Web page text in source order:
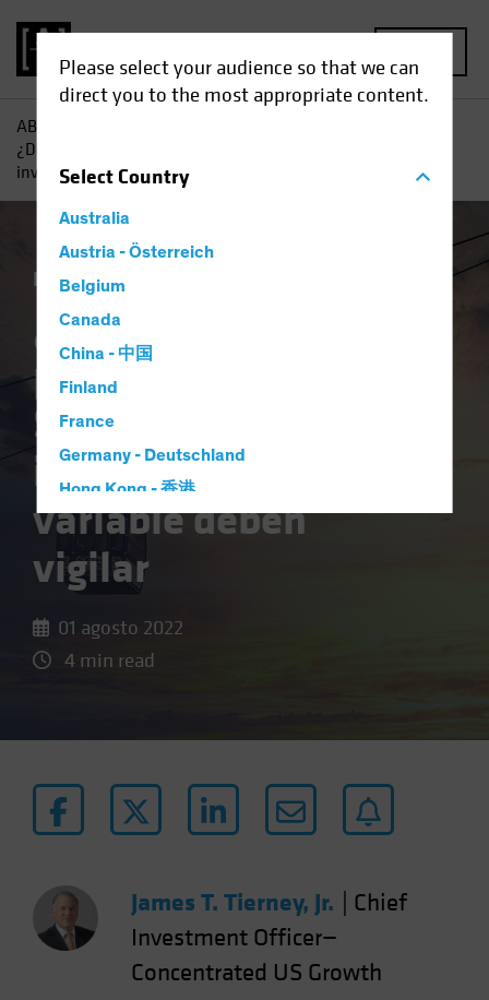
Please select your audience so that we can
direct you to the most appropriate content.
SelectCountry
Australia
Austria - Österreich
Belgium
Canada
China - 中国
Finland
France
Germany - Deutschland
Hong Kong - 香港
Hungary
Iceland
Italy - Italia
Japan - 日本
Latin America
Norway
Other Asia-Pacific
Portugal
Singapore
South Korea - 대한민국
AB
¿Dónde tocará techo primero la inflación? Signos que los
inversores de renta variable deben vigilar
Inflación
¿Dónde tocará techo
primero la inflación?
Signos que los
inversores de renta
variable deben
vigilar
01 agosto 2022
4 min read
James T. Tierney, Jr.
Chief
Investment Officer—
Concentrated US Growth